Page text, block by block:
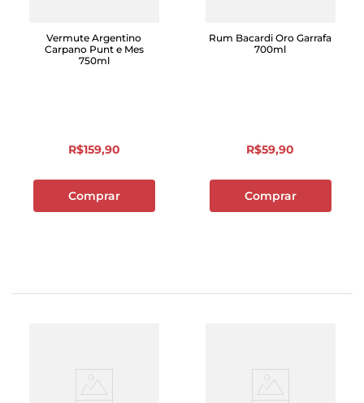
Vermute Argentino
Carpano Punt e Mes
750ml
R$159,90
Comprar
Rum Bacardi Oro Garrafa
700ml
R$59,90
Comprar